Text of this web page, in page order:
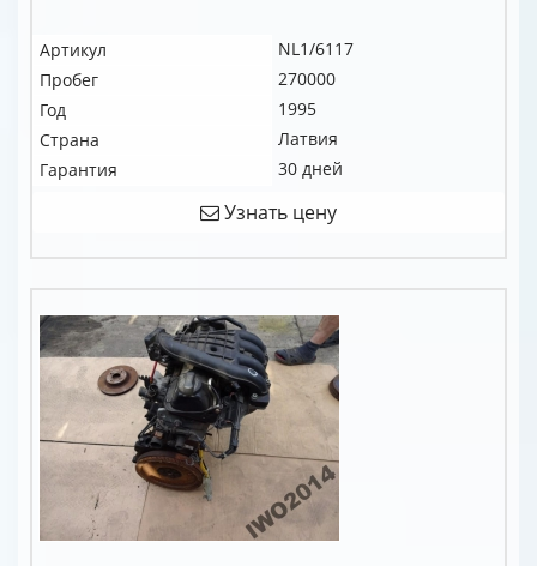
Артикул
NL1/6117
Пробег
270000
Год
1995
Страна
Латвия
Гарантия
30 дней
Узнать цену